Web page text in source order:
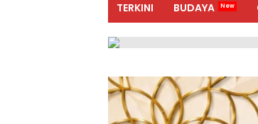
TERKINI BUDAYA